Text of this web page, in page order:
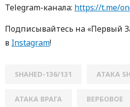
Telegram-кaнaлa: https://t.me/
Пoдписывaйтесь нa «Первый
в Instagram!
SHAHED-136/131 АТАКА
АТАКА ВРАГА ВЕРБОВОЕ